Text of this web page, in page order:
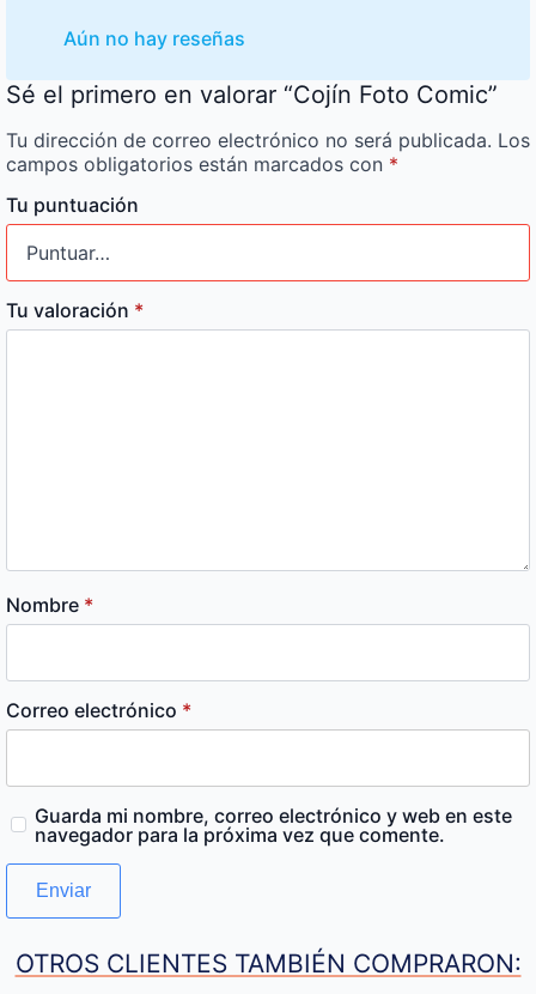
Aún no hay reseñas
Sé el primero en valorar “Cojín Foto Comic”
Tu dirección de correo electrónico no será publicada. Los
campos obligatorios están marcados con *
Tu puntuación
Tu valoración *
Nombre *
Correo electrónico *
Guarda mi nombre, correo electrónico y web en este
navegador para la próxima vez que comente.
OTROS CLIENTES TAMBIÉN COMPRARON: